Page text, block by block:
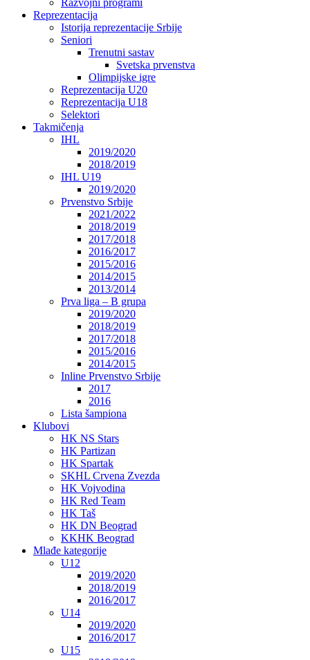
Reprezentacija
Istorija reprezentacije Srbije
Seniori
Trenutni sastav
Svetska prvenstva
Olimpijske igre
Reprezentacija U20
Reprezentacija U18
Selektori
Takmičenja
IHL
2019/2020
2018/2019
IHL U19
2019/2020
Prvenstvo Srbije
2021/2022
2018/2019
2017/2018
2016/2017
2015/2016
2014/2015
2013/2014
Prva liga – B grupa
2019/2020
2018/2019
2017/2018
2015/2016
2014/2015
Inline Prvenstvo Srbije
2017
2016
Lista šampiona
Klubovi
HK NS Stars
HK Partizan
HK Spartak
SKHL Crvena Zvezda
HK Vojvodina
HK Red Team
HK Taš
HK DN Beograd
KKHK Beograd
Mlađe kategorije
U12
2019/2020
2018/2019
2016/2017
U14
2019/2020
2016/2017
U15